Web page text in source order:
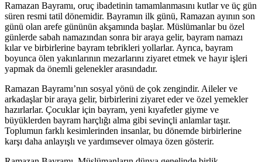
Ramazan Bayramı, oruç ibadetinin tamamlanmasını kutlar ve üç gün
süren resmi tatil dönemidir. Bayramın ilk günü, Ramazan ayının son
günü olan arefe gününün akşamında başlar. Müslümanlar bu özel
günlerde sabah namazından sonra bir araya gelir, bayram namazı
kılar ve birbirlerine bayram tebrikleri yollarlar. Ayrıca, bayram
boyunca ölen yakınlarının mezarlarını ziyaret etmek ve hayır işleri
yapmak da önemli gelenekler arasındadır.
Ramazan Bayramı’nın sosyal yönü de çok zengindir. Aileler ve
arkadaşlar bir araya gelir, birbirlerini ziyaret eder ve özel yemekler
hazırlarlar. Çocuklar için bayram, yeni kıyafetler giyme ve
büyüklerden bayram harçlığı alma gibi sevinçli anlamlar taşır.
Toplumun farklı kesimlerinden insanlar, bu dönemde birbirlerine
karşı daha anlayışlı ve yardımsever olmaya özen gösterir.